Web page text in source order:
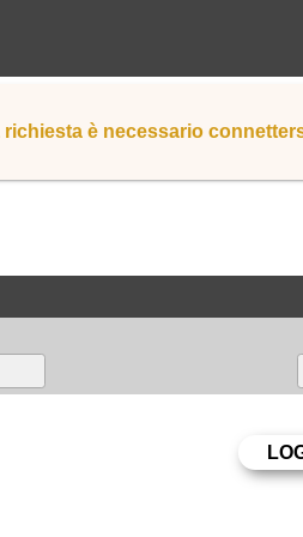
richiesta è necessario